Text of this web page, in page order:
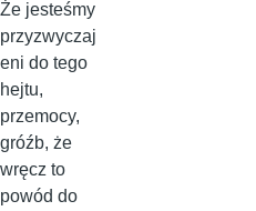
Że jesteśmy
przyzwyczaj
eni do tego
hejtu,
przemocy,
gróźb, że
wręcz to
powód do